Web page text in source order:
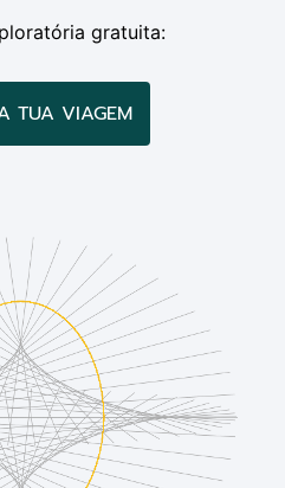
gratuita:
TUA VIAGEM